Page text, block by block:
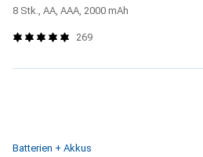
8 Stk., AA, AAA, 2000 mAh
269
Batterien + Akkus